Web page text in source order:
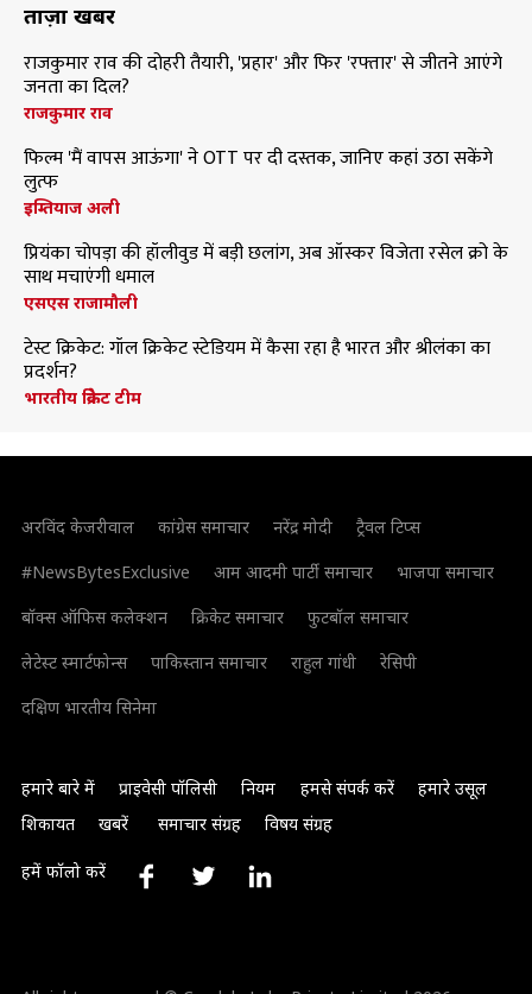
ताज़ा खबरें
राजकुमार राव की दोहरी तैयारी, 'प्रहार' और फिर 'रफ्तार' से जीतने आएंगे
जनता का दिल?
राजकुमार राव
फिल्म 'मैं वापस आऊंगा' ने OTT पर दी दस्तक, जानिए कहां उठा सकेंगे
लुत्फ
इम्तियाज अली
प्रियंका चोपड़ा की हॉलीवुड में बड़ी छलांग, अब ऑस्कर विजेता रसेल क्रो के
साथ मचाएंगी धमाल
एसएस राजामौली
टेस्ट क्रिकेट: गॉल क्रिकेट स्टेडियम में कैसा रहा है भारत और श्रीलंका का
प्रदर्शन?
भारतीय क्रिकेट टीम
अरविंद केजरीवाल कांग्रेस समाचार नरेंद्र मोदी
ट्रैवल टिप्स
#NewsBytesExclusive
आम आदमी पार्टी समाचार
भाजपा समाचार
बॉक्स ऑफिस कलेक्शन
क्रिकेट समाचार
फुटबॉल समाचार
लेटेस्ट स्मार्टफोन्स
पाकिस्तान समाचार राहुल गांधी
रेसिपी
दक्षिण भारतीय सिनेमा
हमारे बारे में प्राइवेसी पॉलिसी नियम हमसे संपर्क करें
हमारे उसूल
शिकायत
खबरें समाचार संग्रह विषय संग्रह
हमें फॉलो करें